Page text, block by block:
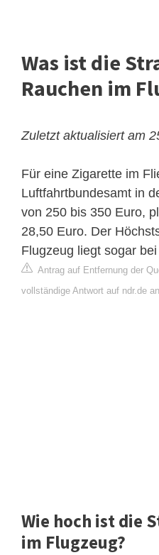
Was ist die
Rauchen im
Zuletzt aktualisiert am
Für eine Zigarette im
Luftfahrtbundesamt in
von 250 bis 350 Euro,
28,50 Euro. Der
Flugzeug liegt sogar
Antrag auf Entfernung der
vollständige Antwort auf ndr.de an
Wie hoch ist die
im Flugzeug?